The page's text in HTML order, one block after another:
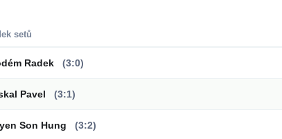
setů
Radek (3:0)
Pavel (3:1)
Son Hung (3:2)